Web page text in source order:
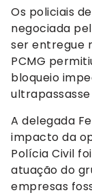
Os policiais
negociada
ser entregue
PCMG
bloqueio
ultrapassasse
A delegada
impacto da
Polícia Civil
atuação do
empresas